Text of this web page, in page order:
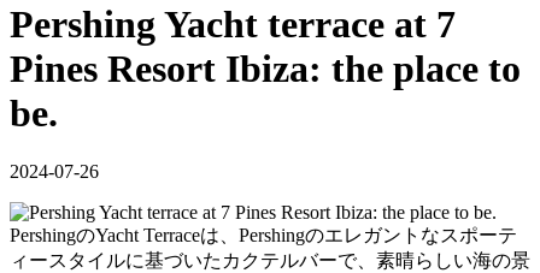
Pershing Yacht terrace at 7
Pines Resort Ibiza: the place to
be.
2024-07-26
PershingのYacht Terraceは、Pershingのエレガントなスポーテ
ィースタイルに基づいたカクテルバーで、素晴らしい海の景